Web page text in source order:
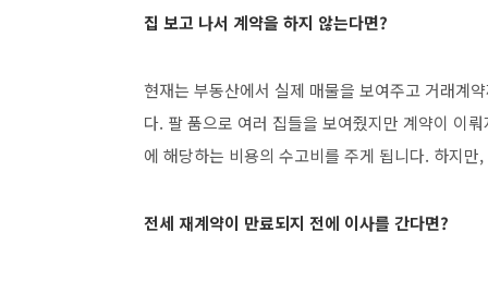
집 보고 나서 계약을 하지 않는다면?
현재는 부동산에서 실제 매물을 보여주고 거래계
다. 팔 품으로 여러 집들을 보여줬지만 계약이 이
에 해당하는 비용의 수고비를 주게 됩니다. 하지
전세 재계약이 만료되지 전에 이사를 간다면?